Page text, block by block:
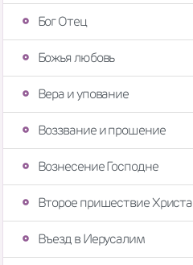
Бог Отец
Божья любовь
Вера и упование
Воззвание и прошение
Вознесение Господне
Второе пришествие Христа
Въезд в Иерусалим